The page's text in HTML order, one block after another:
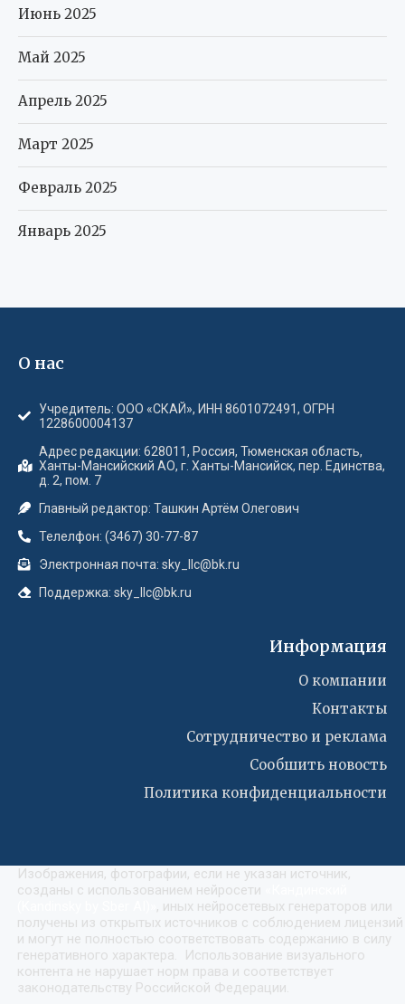
Июнь 2025
Май 2025
Апрель 2025
Март 2025
Февраль 2025
Январь 2025
О нас
Учредитель: ООО «СКАЙ», ИНН 8601072491, ОГРН
1228600004137
Адрес редакции: 628011, Россия, Тюменская область,
Ханты-Мансийский АО, г. Ханты-Мансийск, пер. Единства,
д. 2, пом. 7
Главный редактор: Ташкин Артём Олегович
Телелфон: (3467) 30-77-87
Электронная почта: sky_llc@bk.ru
Поддержка: sky_llc@bk.ru
Информация
О компании
Контакты
Сотрудничество и реклама
Сообшить новость
Политика конфиденциальности
Изображения, фотографии, если не указан источник,
созданы с использованием нейросети
, иных нейросетевых генераторов или
получены из открытых источников с соблюдением лицензий
и могут не полностью соответствовать содержанию в силу
генеративного характера. Использование визуального
контента не нарушает норм права и соответствует
законодательству Российской Федерации.